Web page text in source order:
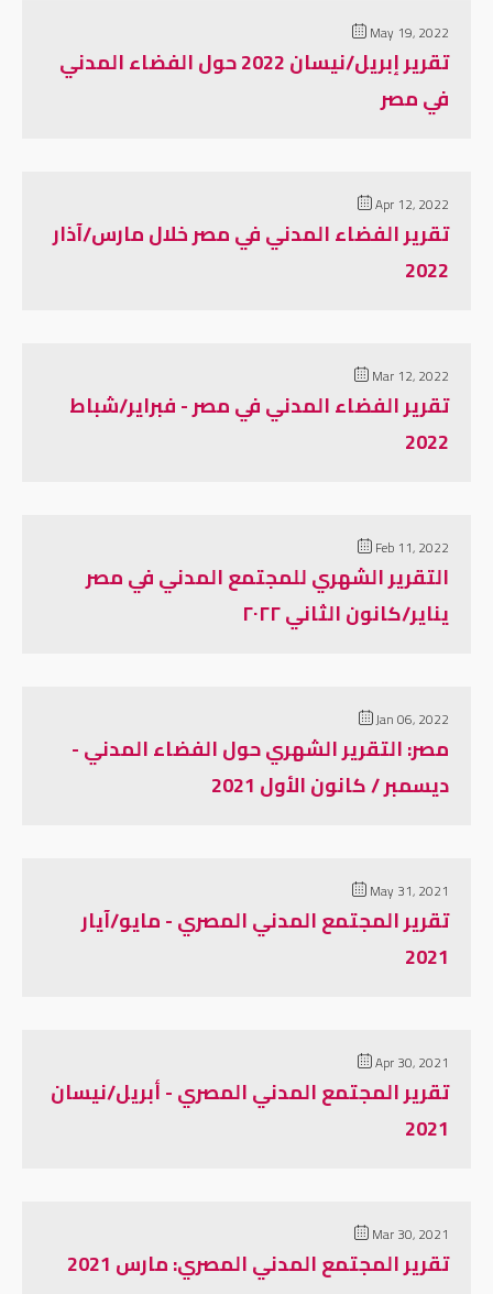
May 19, 2022
تقرير إبريل/نيسان 2022 حول الفضاء المدني
في مصر
Apr 12, 2022
تقرير الفضاء المدني في مصر خلال مارس/آذار
2022
Mar 12, 2022
تقرير الفضاء المدني في مصر - فبراير/شباط
2022
Feb 11, 2022
التقرير الشهري للمجتمع المدني في مصر
يناير/كانون الثاني ٢٠٢٢
Jan 06, 2022
مصر: التقرير الشهري حول الفضاء المدني -
ديسمبر / كانون الأول 2021
May 31, 2021
تقرير المجتمع المدني المصري - مايو/آيار
2021
Apr 30, 2021
تقرير المجتمع المدني المصري - أبريل/نيسان
2021
Mar 30, 2021
تقرير المجتمع المدني المصري: مارس 2021